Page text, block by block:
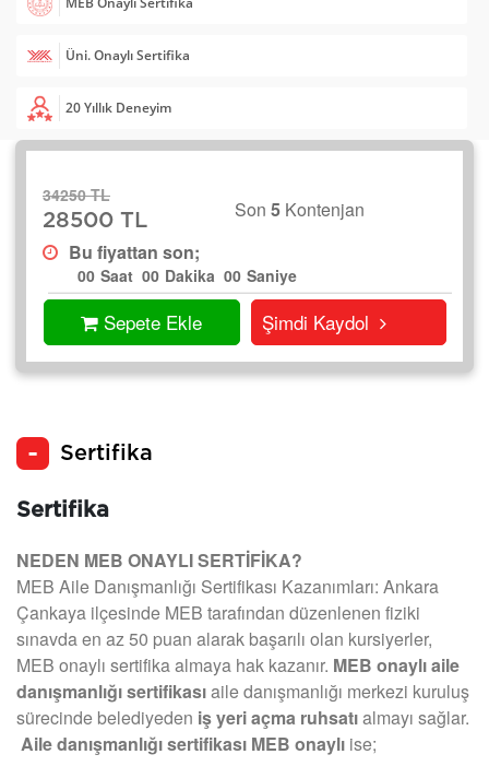
20 Yıllık Deneyim
Üni. Onaylı Sertifika
34250 TL
28500 TL
Son 5Kontenjan
Bu fiyattan son;
00 Saat 00 Dakika 00 Saniye
Sepete Ekle Şimdi Kaydol
Sertifika
Sertifika
NEDEN MEB ONAYLI SERTİFİKA?
MEB Aile Danışmanlığı Sertifikası Kazanımları: Ankara
Çankaya ilçesinde MEB tarafından düzenlenen fiziki
sınavda en az 50 puan alarak başarılı olan kursiyerler,
MEB onaylı sertifika almaya hak kazanır. MEB onaylı aile
danışmanlığı sertifikasıaile danışmanlığı merkezi kuruluş
sürecinde belediyeden iş yeri açma ruhsatıalmayı sağlar.
Aile danışmanlığı sertifikası MEB onaylı ise;